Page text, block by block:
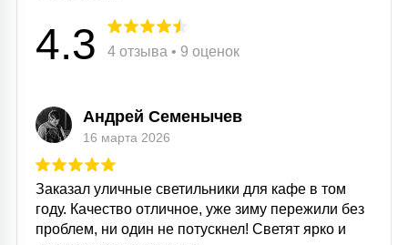
4.3 4 отзыва • 9 оценок
Андрей Семенычев
16 марта 2026
Заказал уличные светильники для кафе в том
году. Качество отличное, уже зиму пережили без
проблем, ни один не потускнел! Светят ярко и